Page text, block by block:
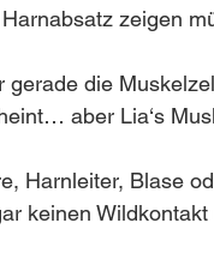
zeigen
die
aber Lia‘s
Harnleiter, Blase
keinen Wildkontakt